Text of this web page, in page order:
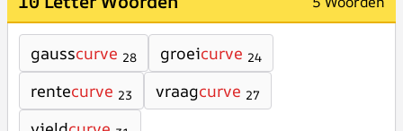
gausscurve 28 groeicurve 24
rentecurve 23 vraagcurve 27